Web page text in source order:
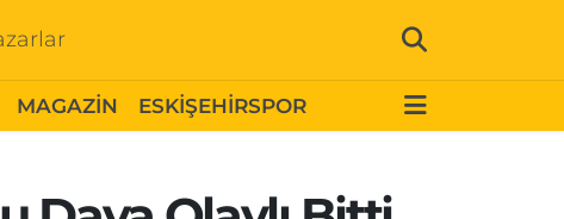
MAGAZİN ESKİŞEHİRSPOR